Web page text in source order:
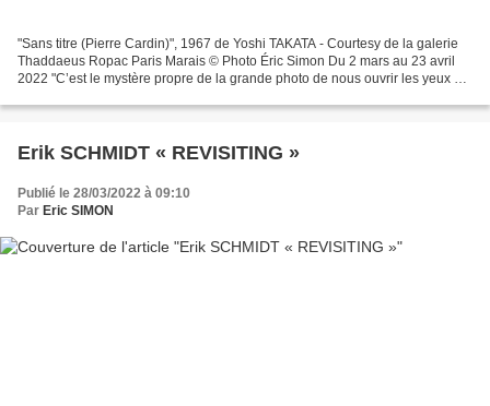
"Sans titre (Pierre Cardin)", 1967 de Yoshi TAKATA - Courtesy de la galerie
Thaddaeus Ropac Paris Marais © Photo Éric Simon Du 2 mars au 23 avril
2022 "C’est le mystère propre de la grande photo de nous ouvrir les yeux sur
Erik SCHMIDT « REVISITING »
Publié le 28/03/2022 à 09:10
Par Eric SIMON